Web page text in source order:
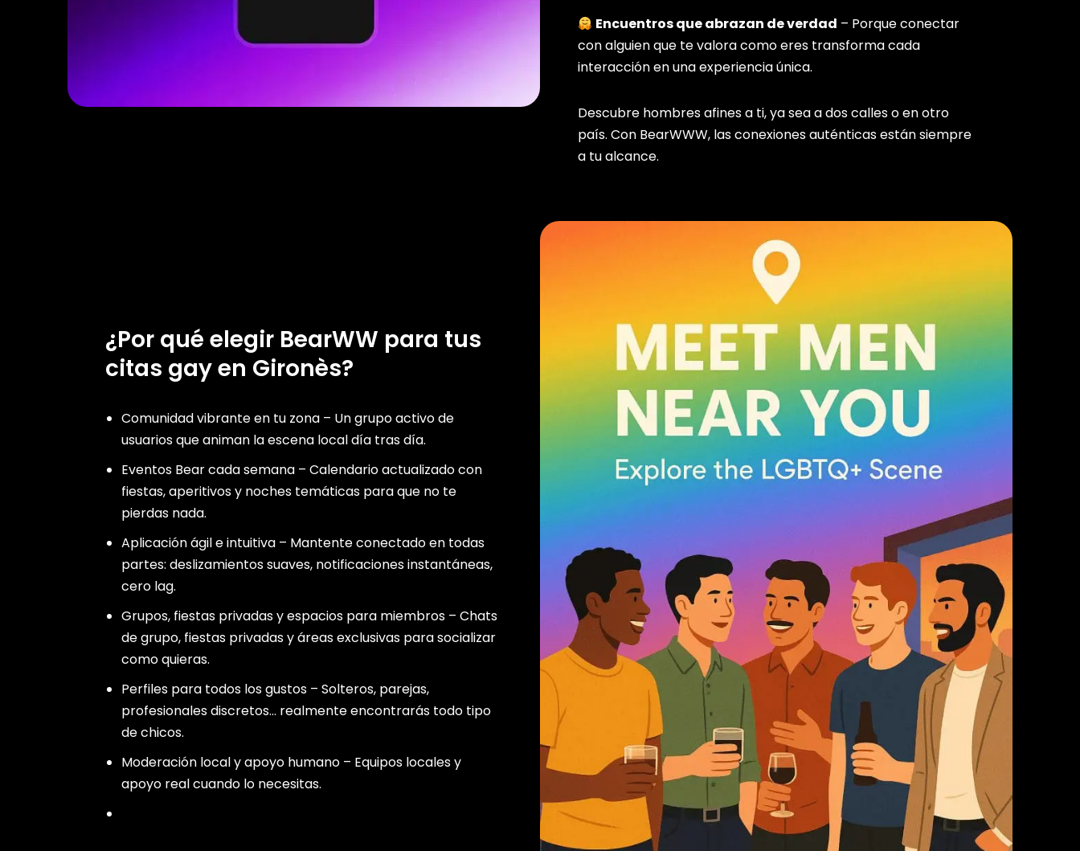
Encuentros que abrazan de verdad – Porque conectar
con alguien que te valora como eres transforma cada
interacción en una experiencia única.
Descubre hombres afines a ti, ya sea a dos calles o en otro
país. Con BearWWW, las conexiones auténticas están siempre
a tu alcance.
¿Por qué elegir BearWW para tus
citas gay en Gironès?
Comunidad vibrante en tu zona – Un grupo activo de
usuarios que animan la escena local día tras día.
Eventos Bear cada semana – Calendario actualizado con
fiestas, aperitivos y noches temáticas para que no te
pierdas nada.
Aplicación ágil e intuitiva – Mantente conectado en todas
partes: deslizamientos suaves, notificaciones instantáneas,
cero lag.
Grupos, fiestas privadas y espacios para miembros – Chats
de grupo, fiestas privadas y áreas exclusivas para socializar
como quieras.
Perfiles para todos los gustos – Solteros, parejas,
profesionales discretos… realmente encontrarás todo tipo
de chicos.
Moderación local y apoyo humano – Equipos locales y
apoyo real cuando lo necesitas.